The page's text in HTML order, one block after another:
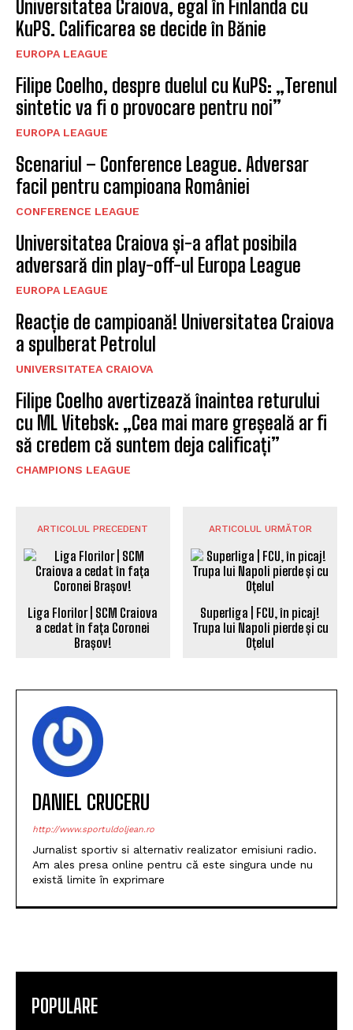
Universitatea Craiova, egal în Finlanda cu
KuPS. Calificarea se decide în Bănie
EUROPA LEAGUE
Filipe Coelho, despre duelul cu KuPS: „Terenul
sintetic va fi o provocare pentru noi”
EUROPA LEAGUE
Scenariul – Conference League. Adversar
facil pentru campioana României
CONFERENCE LEAGUE
Universitatea Craiova și-a aflat posibila
adversară din play-off-ul Europa League
EUROPA LEAGUE
Reacție de campioană! Universitatea Craiova
a spulberat Petrolul
UNIVERSITATEA CRAIOVA
Filipe Coelho avertizează înaintea returului
cu ML Vitebsk: „Cea mai mare greșeală ar fi
să credem că suntem deja calificați”
CHAMPIONS LEAGUE
ARTICOLUL PRECEDENT
Liga Florilor | SCM Craiova
a cedat în fața Coronei
Brașov!
ARTICOLUL URMĂTOR
Superliga | FCU, în picaj!
Trupa lui Napoli pierde și cu
Oțelul
DANIEL CRUCERU
http://www.sportuldoljean.ro
Jurnalist sportiv si alternativ realizator emisiuni radio.
Am ales presa online pentru că este singura unde nu
există limite în exprimare
POPULARE